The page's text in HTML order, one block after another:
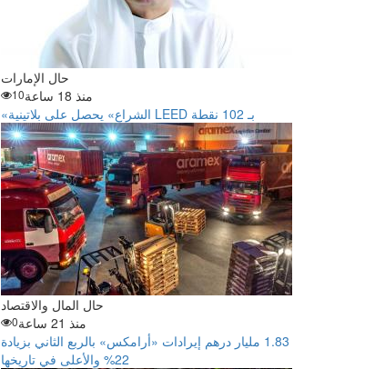
حال الإمارات
منذ 18 ساعة
10
«الشراع» يحصل على بلاتينية LEED بـ 102 نقطة
حال المال والاقتصاد
منذ 21 ساعة
0
‏1.83 مليار درهم إيرادات «أرامكس» بالربع الثاني بزيادة
22% والأعلى في تاريخها